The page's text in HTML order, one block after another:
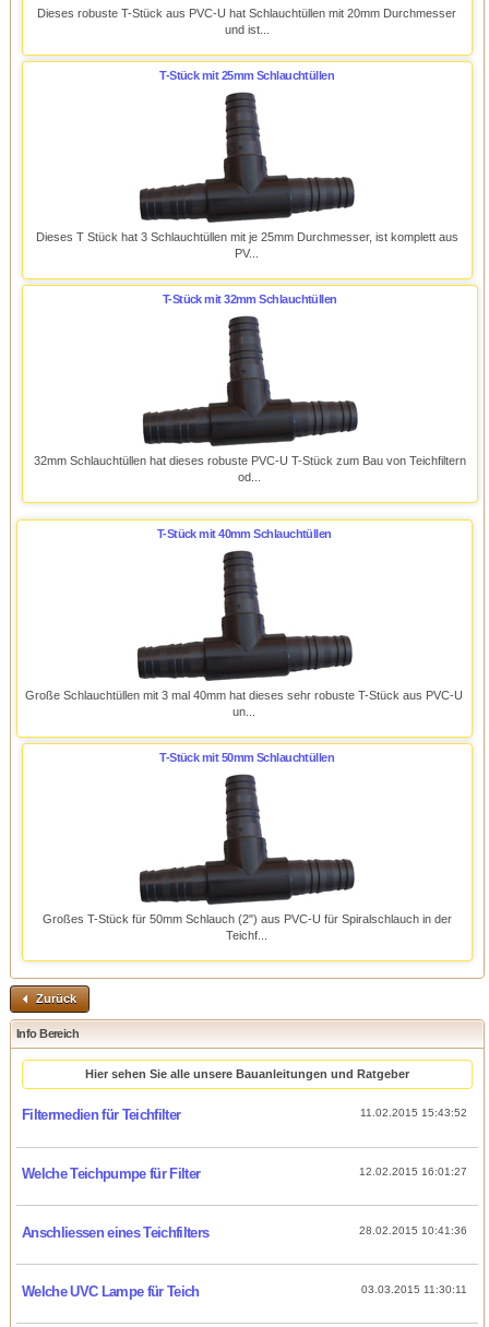
Dieses robuste T-Stück aus PVC-U hat Schlauchtüllen mit 20mm Durchmesser
und ist...
T-Stück mit 25mm Schlauchtüllen
Dieses T Stück hat 3 Schlauchtüllen mit je 25mm Durchmesser, ist komplett aus
PV...
T-Stück mit 32mm Schlauchtüllen
32mm Schlauchtüllen hat dieses robuste PVC-U T-Stück zum Bau von Teichfiltern
od...
T-Stück mit 40mm Schlauchtüllen
Große Schlauchtüllen mit 3 mal 40mm hat dieses sehr robuste T-Stück aus PVC-U
un...
T-Stück mit 50mm Schlauchtüllen
Großes T-Stück für 50mm Schlauch (2") aus PVC-U für Spiralschlauch in der
Teichf...
Zurück
Info Bereich
Hier sehen Sie alle unsere Bauanleitungen und Ratgeber
11.02.2015 15:43:52
Filtermedien für Teichfilter
12.02.2015 16:01:27
Welche Teichpumpe für Filter
28.02.2015 10:41:36
Anschliessen eines Teichfilters
03.03.2015 11:30:11
Welche UVC Lampe für Teich